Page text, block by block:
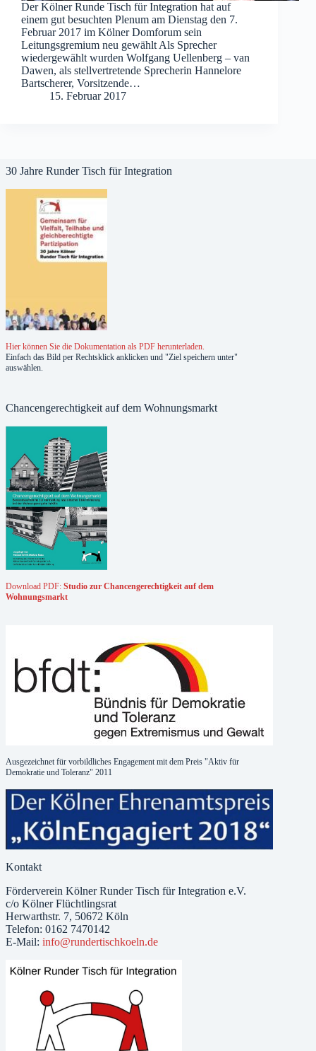
Der Kölner Runde Tisch für Integration hat auf
einem gut besuchten Plenum am Dienstag den 7.
Februar 2017 im Kölner Domforum sein
Leitungsgremium neu gewählt Als Sprecher
wiedergewählt wurden Wolfgang Uellenberg – van
Dawen, als stellvertretende Sprecherin Hannelore
Bartscherer, Vorsitzende…
15. Februar 2017
30 Jahre Runder Tisch für Integration
Hier können Sie die Dokumentation als PDF herunterladen.
Einfach das Bild per Rechtsklick anklicken und "Ziel speichern unter"
auswählen.
Chancengerechtigkeit auf dem Wohnungsmarkt
Download PDF: Studio zur Chancengerechtigkeit auf dem
Wohnungsmarkt
Ausgezeichnet für vorbildliches Engagement mit dem Preis "Aktiv für
Demokratie und Toleranz" 2011
Kontakt
Förderverein Kölner Runder Tisch für Integration e.V.
c/o Kölner Flüchtlingsrat
Herwarthstr. 7, 50672 Köln
Telefon: 0162 7470142
E-Mail: info@rundertischkoeln.de